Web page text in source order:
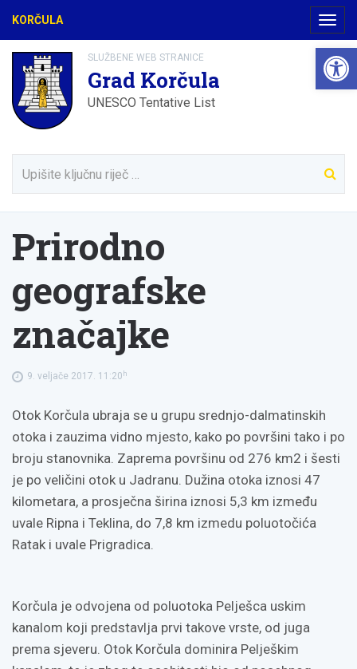
KORČULA
SLUŽBENE WEB STRANICE
Grad Korčula
UNESCO Tentative List
Prirodno
geografske
značajke
9. veljače 2017. 11:20 h
Otok Korčula ubraja se u grupu srednjo-dalmatinskih
otoka i zauzima vidno mjesto, kako po površini tako i po
broju stanovnika. Zaprema površinu od 276 km2 i šesti
je po veličini otok u Jadranu. Dužina otoka iznosi 47
kilometara, a prosječna širina iznosi 5,3 km između
uvale Ripna i Teklina, do 7,8 km izmedu poluotočića
Ratak i uvale Prigradica.
Korčula je odvojena od poluotoka Pelješca uskim
kanalom koji predstavlja prvi takove vrste, od juga
prema sjeveru. Otok Korčula dominira Pelješkim